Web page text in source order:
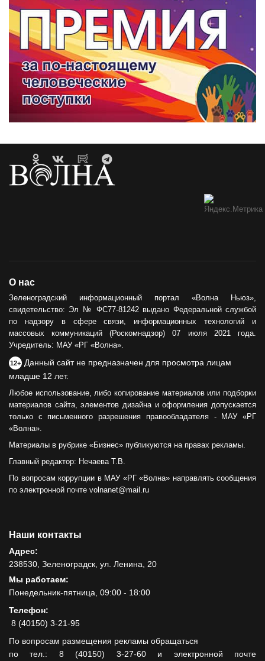
О нас
Зеленоградский информационный портал «Волна Ньюз»,
свидетельство: Эл № ФС77-81242 выдано Федеральной службой
по надзору в сфере связи, информационных технологий и
массовых коммуникаций (Роскомнадзор) 07 июля 2021 года.
Учредитель: МАУ «РГ «Волна».
12+ Данный сайт не предназначен для просмотра лицам
младше 12 лет.
Любое использование, либо копирование материалов или подборки
материалов сайта, элементов дизайна и оформления допускается
только с письменного разрешения правообладателя - МАУ «РГ
«Волна».
Материалы в рубрике «Бизнес» публикуются на правах рекламы.
Главный редактор: Нечаева Т.В.
По вопросам коррупции в МАУ «РГ «Волна» направлять сообщения
по электронной почте volnanet@mail.ru
Наши контакты
Адрес:
238530, Зеленоградск, ул. Ленина, 20
Мы работаем:
Понедельник-пятница, 09:00 - 18:00
Телефон:
8 (40150) 3-21-95
По вопросам размещения рекламы обращаться
по тел.: 8 (40150) 3-27-60 и электронной почте